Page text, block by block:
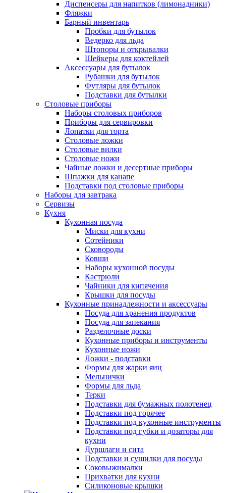
Диспенсеры для напитков (лимонадники)
Фляжки
Барный инвентарь
Пробки для бутылок
Ведерко для льда
Штопоры и открывалки
Шейкеры для коктейлей
Аксессуары для бутылок
Рубашки для бутылок
Футляры для бутылок
Подставки для бутылки
Столовые приборы
Наборы столовых приборов
Приборы для сервировки
Лопатки для торта
Столовые ложки
Столовые вилки
Столовые ножи
Чайные ложки и десертные приборы
Шпажки для канапе
Подставки под столовые приборы
Наборы для завтрака
Сервизы
Кухня
Кухонная посуда
Миски для кухни
Сотейники
Сковороды
Ковши
Наборы кухонной посуды
Кастрюли
Чайники для кипячения
Крышки для посуды
Кухонные принадлежности и аксессуары
Посуда для хранения продуктов
Посуда для запекания
Разделочные доски
Кухонные приборы и инструменты
Кухонные ножи
Ложки - подставки
Формы для жарки яиц
Мельнички
Формы для льда
Терки
Подставки для бумажных полотенец
Подставки под горячее
Подставки под кухонные инструменты
Подставки под губки и дозаторы для
кухни
Дуршлаги и сита
Подставки и сушилки для посуды
Соковыжималки
Прихватки для кухни
Силиконовые крышки